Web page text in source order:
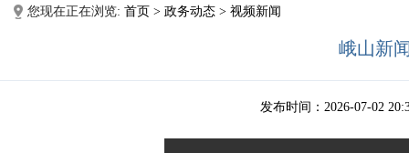
政民互动
您现在正在浏览: 首页 > 政务动态 > 视频新闻
峨山新
发布时间：2026-07-02